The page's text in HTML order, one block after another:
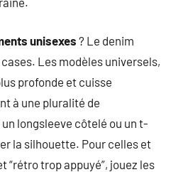
unisexes ? Le denim
Les modèles universels,
profonde et cuisse
à une pluralité de
longsleeve côtelé ou un t-
la silhouette. Pour celles et
“rétro trop appuyé”, jouez les